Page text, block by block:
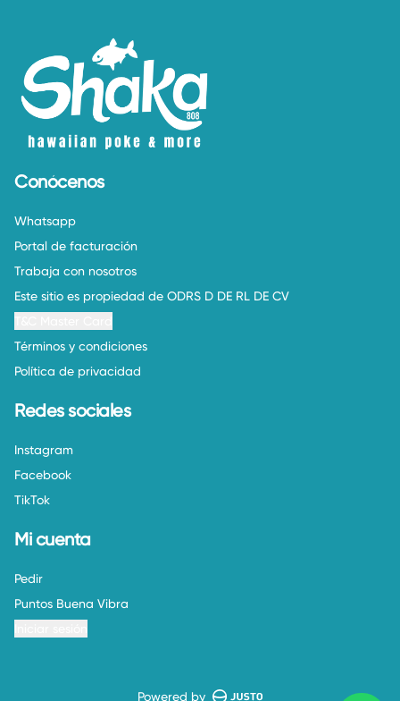
Conócenos
Whatsapp
Portal de facturación
Trabaja con nosotros
Este sitio es propiedad de ODRS D DE RL DE CV
Términos y condiciones
Política de privacidad
Redes sociales
Instagram
Facebook
TikTok
Mi cuenta
Pedir
Puntos Buena Vibra
Powered by